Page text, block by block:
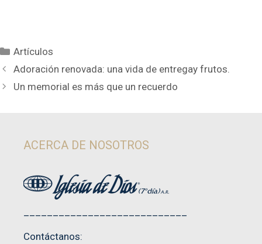
Categorías
Artículos
Adoración renovada: una vida de entregay frutos.
Un memorial es más que un recuerdo
ACERCA DE NOSOTROS
Contáctanos: